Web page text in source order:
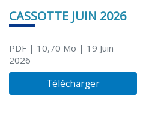
CASSOTTE JUIN 2026
PDF| 10,70 Mo | 19 Juin
2026
Télécharger